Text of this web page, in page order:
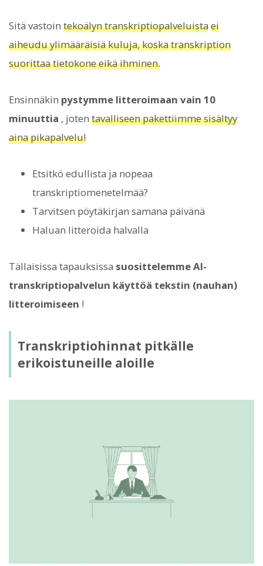
Sitä vastoin tekoälyn transkriptiopalveluistaei
aiheudu ylimääräisiä kuluja, koska transkription
suorittaa tietokone eikä ihminen.
Ensinnäkin pystymme litteroimaan vain 10
minuuttia , joten tavalliseen pakettiimme sisältyy
aina pikapalvelu!
Etsitkö edullista ja nopeaa
transkriptiomenetelmää?
Tarvitsen pöytäkirjan samana päivänä
Haluan litteroida halvalla
Tällaisissa tapauksissa suosittelemme AI-
transkriptiopalvelun käyttöä tekstin (nauhan)
litteroimiseen !
Transkriptiohinnat pitkälle
erikoistuneille aloille